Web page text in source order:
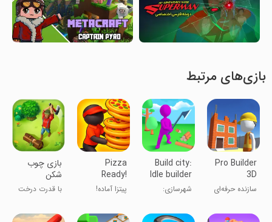
بازی‌های مرتبط
Pro Builder
3D
سازنده حرفه‌ای
Build city:
Idle builder
games
شهرسازی:
بی‌کار
Pizza
Ready!
پیتزا آماده!
بازی چوب
شکن
با قدرت درخت